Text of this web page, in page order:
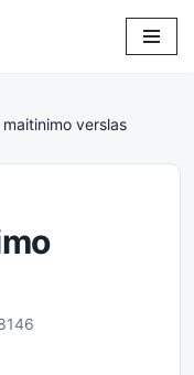
verslas